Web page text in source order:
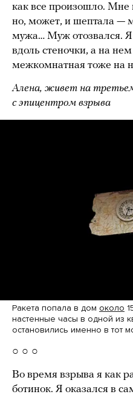
как все произошло. Мне
но, может, и шептала —
мужа… Муж отозвался. Я
вдоль стеночки, а на
межкомнатная тоже на
Алена, живет на
с эпицентром взрыва
Ракета попала в дом около
настенные часы в одной из
остановились именно в тот
○ ○ ○
Во время взрыва я как
ботинок. Я оказался в